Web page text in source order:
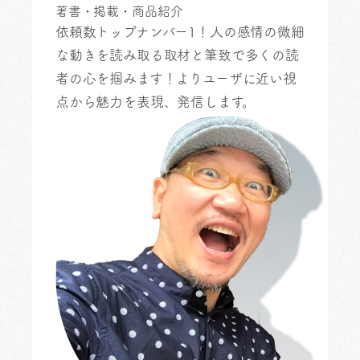
著書・掲載・商品紹介
依頼数トップナンバー1！
人の感情の微細
な動きを読み取る取材と筆致で多くの読
者の心を掴みます！よりユーザに近い視
点から魅力を表現、発信します。